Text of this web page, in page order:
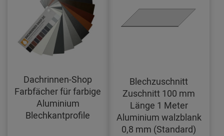
Dachrinnen-Shop
Farbfächer für farbige
Aluminium
Blechkantprofile
Blechzuschnitt
Zuschnitt 100 mm
Länge 1 Meter
Aluminium walzblank
0,8 mm (Standard)